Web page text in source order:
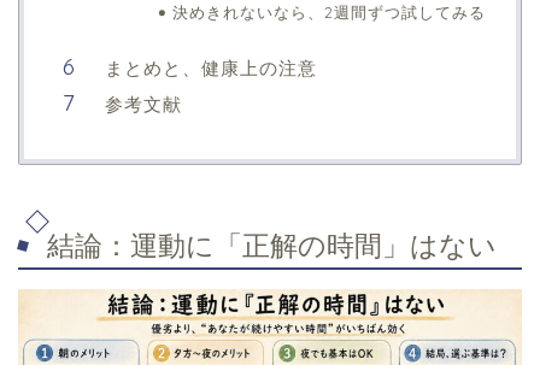
決めきれないなら、2週間ずつ試してみる
まとめと、健康上の注意
参考文献
結論：運動に「正解の時間」はない